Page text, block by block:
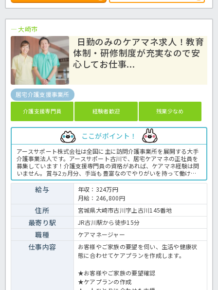
大崎市
日勤のみのケアマネ求人！教育
体制・研修制度が充実なので安
心してお仕事...
居宅介護支援事業所
介護支援専門員 経験者歓迎 残業少なめ
ここがポイント！
アースサポート株式会社は全国に主に訪問介護事業所を展開する大手
介護事業法人です。アースサポート古川で、居宅ケアマネの正社員を
募集しています！介護支援専門員の資格があれば、ケアマネ経験は問
いません。賞与2ヵ月分、手当も豊富なのでやりがいを持って働けま
すよ♪先輩ケアマネや指導主任が業務をサポートしてくれます。また
スーパーバイザーによる指導体制もありますので安心♬法人内では合
同勉強会も定期的に開催しておりWebを活用した情報交換も行ってい
ます。訪問介護事業におけるケアマネ業務に応募してみませんか？居
宅介護支援事業所でのケアマネージャー業務全般です。 ＜ケアマネー
ジャー 正職員 居宅介護支援事業所の求人＞
給与
年収：324万円
月給：246,800円
住所 宮城県大崎市古川字上古川145番地
最寄り駅 JR古川駅から徒歩15分
職種 ケアマネージャー
仕事内容
お客様やご家族の要望を伺い、生活や健康状
態に合わせてケアプランを作成します。
★お客様やご家族の要望確認
★ケアプランの作成